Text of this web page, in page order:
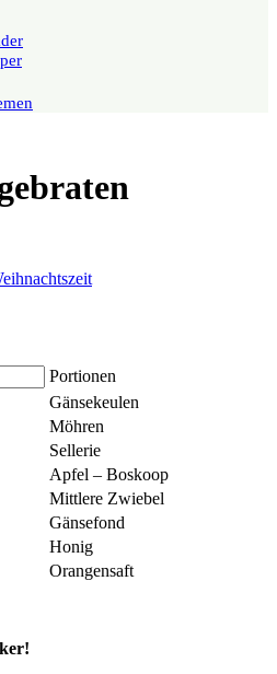
Portionen
Gänsekeulen
Möhren
Sellerie
Apfel – Boskoop
Mittlere Zwiebel
Gänsefond
Honig
Orangensaft